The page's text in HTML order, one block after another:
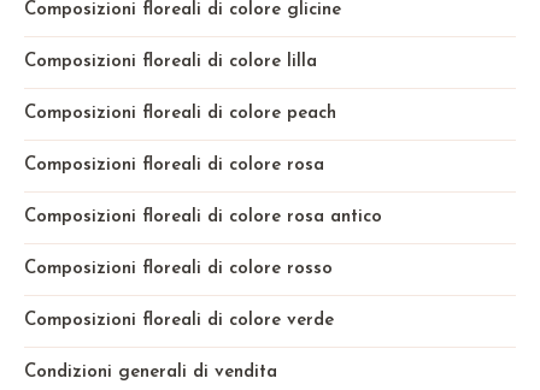
Composizioni floreali di colore glicine
Composizioni floreali di colore lilla
Composizioni floreali di colore peach
Composizioni floreali di colore rosa
Composizioni floreali di colore rosa antico
Composizioni floreali di colore rosso
Composizioni floreali di colore verde
Condizioni generali di vendita